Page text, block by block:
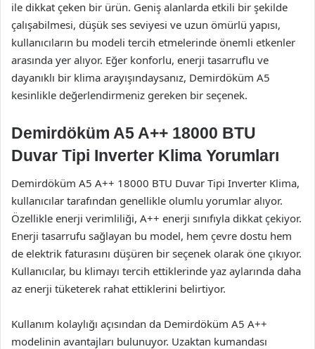
ile dikkat çeken bir ürün. Geniş alanlarda etkili bir şekilde
çalışabilmesi, düşük ses seviyesi ve uzun ömürlü yapısı,
kullanıcıların bu modeli tercih etmelerinde önemli etkenler
arasında yer alıyor. Eğer konforlu, enerji tasarruflu ve
dayanıklı bir klima arayışındaysanız, Demirdöküm A5
kesinlikle değerlendirmeniz gereken bir seçenek.
Demirdöküm A5 A++ 18000 BTU
Duvar Tipi Inverter Klima Yorumları
Demirdöküm A5 A++ 18000 BTU Duvar Tipi Inverter Klima,
kullanıcılar tarafından genellikle olumlu yorumlar alıyor.
Özellikle enerji verimliliği, A++ enerji sınıfıyla dikkat çekiyor.
Enerji tasarrufu sağlayan bu model, hem çevre dostu hem
de elektrik faturasını düşüren bir seçenek olarak öne çıkıyor.
Kullanıcılar, bu klimayı tercih ettiklerinde yaz aylarında daha
az enerji tüketerek rahat ettiklerini belirtiyor.
Kullanım kolaylığı açısından da Demirdöküm A5 A++
modelinin avantajları bulunuyor. Uzaktan kumandası